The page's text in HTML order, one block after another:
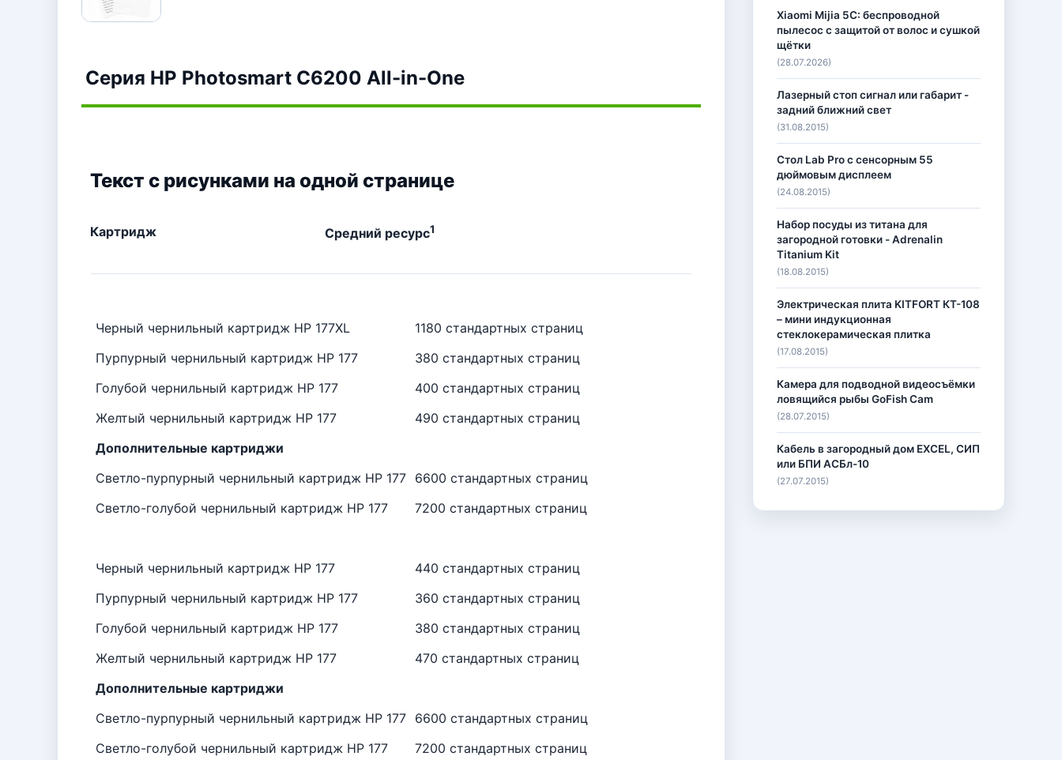
Серия HP Photosmart C6200 All-in-One
Текст с рисунками на одной странице
Картридж Средний ресурс1
Черный чернильный картридж HP 177XL
1180 стандартных страниц
Пурпурный чернильный картридж HP 177
380 стандартных страниц
Голубой чернильный картридж HP 177
400 стандартных страниц
Желтый чернильный картридж HP 177
490 стандартных страниц
Дополнительные картриджи
Светло-пурпурный чернильный картридж HP 177 6600 стандартных страниц
Светло-голубой чернильный картридж HP 177
7200 стандартных страниц
Черный чернильный картридж HP 177
440 стандартных страниц
Пурпурный чернильный картридж HP 177
360 стандартных страниц
Голубой чернильный картридж HP 177
380 стандартных страниц
Желтый чернильный картридж HP 177
470 стандартных страниц
Дополнительные картриджи
Светло-пурпурный чернильный картридж HP 177 6600 стандартных страниц
Светло-голубой чернильный картридж HP 177
7200 стандартных страниц
Xiaomi Mijia 5C: беспроводной
пылесос с защитой от волос и сушкой
щётки
(28.07.2026)
Лазерный стоп сигнал или габарит -
задний ближний свет
(31.08.2015)
Стол Lab Pro с сенсорным 55
дюймовым дисплеем
(24.08.2015)
Набор посуды из титана для
загородной готовки - Adrenalin
Titanium Kit
(18.08.2015)
Электрическая плита KITFORT КТ-108
– мини индукционная
стеклокерамическая плитка
(17.08.2015)
Камера для подводной видеосъёмки
ловящийся рыбы GoFish Cam
(28.07.2015)
Кабель в загородный дом EXCEL, СИП
или БПИ АСБл-10
(27.07.2015)